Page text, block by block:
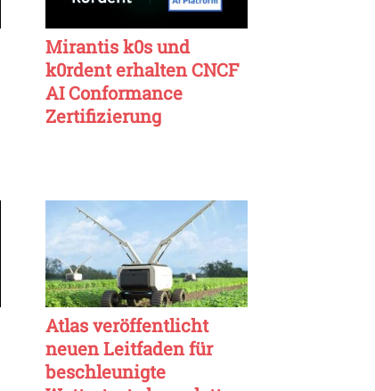
Mirantis k0s und
k0rdent erhalten CNCF
AI Conformance
Zertifizierung
Atlas veröffentlicht
neuen Leitfaden für
beschleunigte